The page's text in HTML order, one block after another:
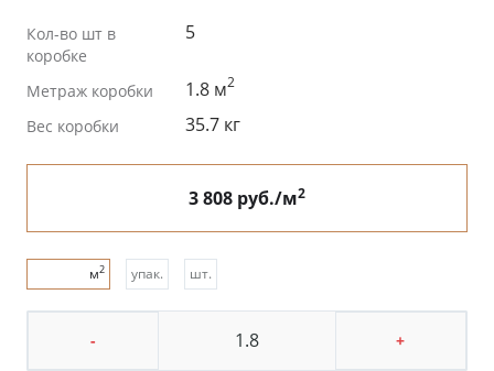
Кол-во шт в
коробке
5
Метраж коробки 1.8 м2
Вес коробки 35.7 кг
3 808 руб./м2
м2 упак. шт.
- +